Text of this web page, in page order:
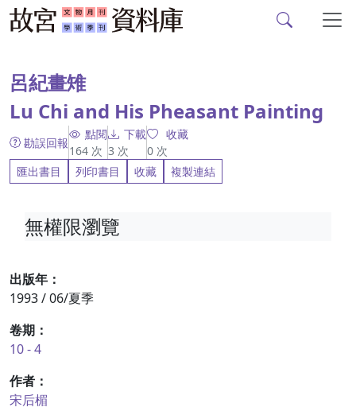
呂紀畫雉
Lu Chi and His Pheasant Painting
勘誤回報
點閱
164 次
下載
3 次
收藏
0 次
匯出書目
列印書目 收藏 複製連結
出版年：
1993 / 06/夏季
卷期：
10 - 4
作者：
宋后楣
無權限瀏覽